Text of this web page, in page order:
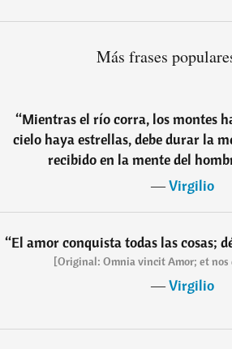
Más frases
“Mientras el río corra, los montes
cielo haya estrellas, debe durar la
recibido en la mente del
―Virgilio
“El amor conquista todas las cosas;
[Original: Omnia vincit Amor; et nos
―Virgilio